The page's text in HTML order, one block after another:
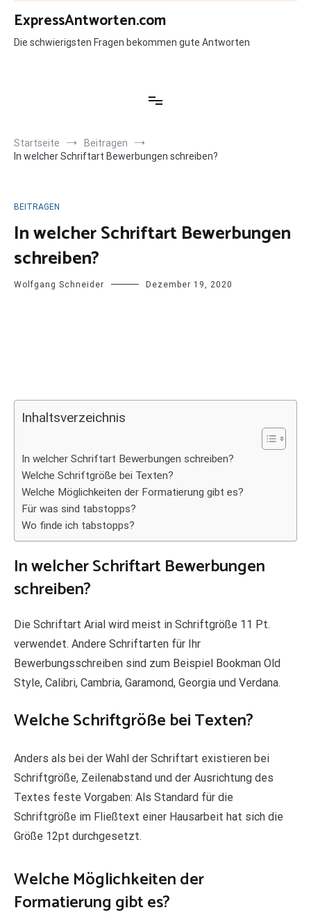
Zum
Inhalt
springen
ExpressAntworten.com
Die schwierigsten Fragen bekommen gute Antworten
Startseite
Beitragen
In welcher Schriftart Bewerbungen schreiben?
BEITRAGEN
In welcher Schriftart Bewerbungen
schreiben?
Wolfgang Schneider Dezember 19, 2020
Inhaltsverzeichnis
In welcher Schriftart Bewerbungen schreiben?
Welche Schriftgröße bei Texten?
Welche Möglichkeiten der Formatierung gibt es?
Für was sind tabstopps?
Wo finde ich tabstopps?
In welcher Schriftart Bewerbungen
schreiben?
Die Schriftart Arial wird meist in Schriftgröße 11 Pt.
verwendet. Andere Schriftarten für Ihr
Bewerbungsschreiben sind zum Beispiel Bookman Old
Style, Calibri, Cambria, Garamond, Georgia und Verdana.
Welche Schriftgröße bei Texten?
Anders als bei der Wahl der Schriftart existieren bei
Schriftgröße, Zeilenabstand und der Ausrichtung des
Textes feste Vorgaben: Als Standard für die
Schriftgröße im Fließtext einer Hausarbeit hat sich die
Größe 12pt durchgesetzt.
Welche Möglichkeiten der
Formatierung gibt es?